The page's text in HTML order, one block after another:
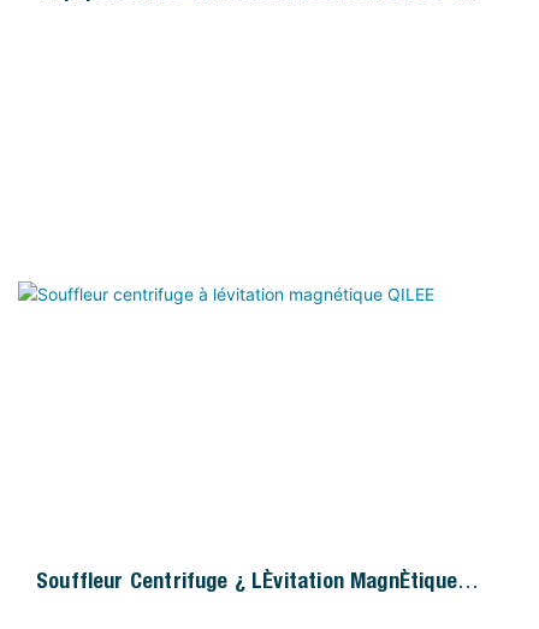
Souffleur Centrifuge À Lévitation Magnétique